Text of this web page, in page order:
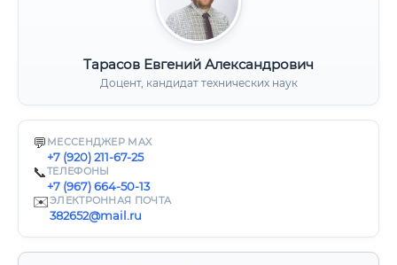
Тарасов Евгений Александрович
Доцент, кандидат технических наук
💬 МЕССЕНДЖЕР MAX
+7 (920) 211-67-25
📞ТЕЛЕФОНЫ
+7 (967) 664-50-13
✉️ЭЛЕКТРОННАЯ ПОЧТА
382652@mail.ru